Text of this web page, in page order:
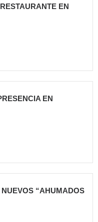
EN
EN
NUEVOS “AHUMADOS